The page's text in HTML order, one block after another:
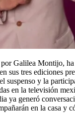
Galilea Montijo,
sus tres ediciones
suspenso y la
en la televisión
ya generó
en la casa y